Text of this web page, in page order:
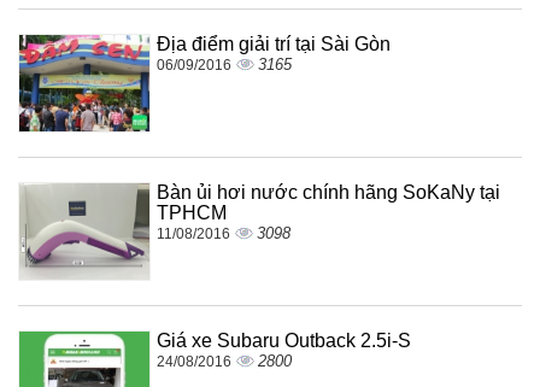
Địa điểm giải trí tại Sài Gòn
06/09/2016 3165
Bàn ủi hơi nước chính hãng SoKaNy tại
TPHCM
11/08/2016 3098
Giá xe Subaru Outback 2.5i-S
24/08/2016 2800